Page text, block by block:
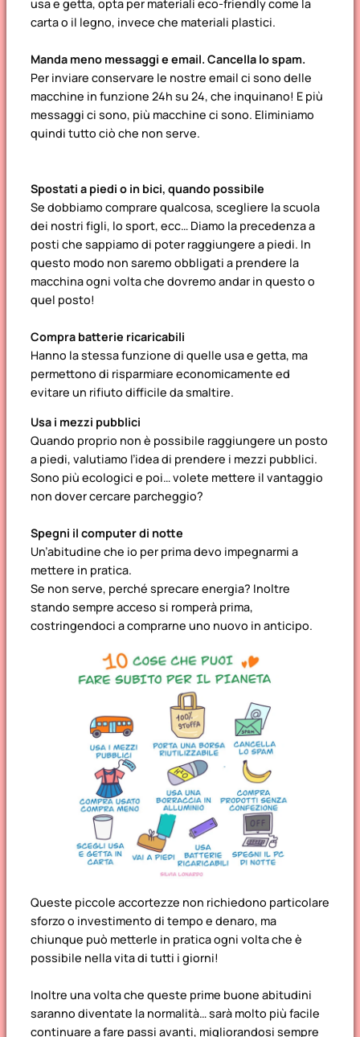
usa e getta, opta per materiali eco-friendly come la
carta o il legno, invece che materiali plastici.
Manda meno messaggi e email. Cancella lo spam.
Per inviare conservare le nostre email ci sono delle
macchine in funzione 24h su 24, che inquinano! E più
messaggi ci sono, più macchine ci sono. Eliminiamo
quindi tutto ciò che non serve.
Spostati a piedi o in bici, quando possibile
Se dobbiamo comprare qualcosa, scegliere la scuola
dei nostri figli, lo sport, ecc… Diamo la precedenza a
posti che sappiamo di poter raggiungere a piedi. In
questo modo non saremo obbligati a prendere la
macchina ogni volta che dovremo andar in questo o
quel posto!
Compra batterie ricaricabili
Hanno la stessa funzione di quelle usa e getta, ma
permettono di risparmiare economicamente ed
evitare un rifiuto difficile da smaltire.
Usa i mezzi pubblici
Quando proprio non è possibile raggiungere un posto
a piedi, valutiamo l’idea di prendere i mezzi pubblici.
Sono più ecologici e poi… volete mettere il vantaggio
non dover cercare parcheggio?
Spegni il computer di notte
Un’abitudine che io per prima devo impegnarmi a
mettere in pratica.
Se non serve, perché sprecare energia? Inoltre
stando sempre acceso si romperà prima,
costringendoci a comprarne uno nuovo in anticipo.
Queste piccole accortezze non richiedono particolare
sforzo o investimento di tempo e denaro, ma
chiunque può metterle in pratica ogni volta che è
possibile nella vita di tutti i giorni!
Inoltre una volta che queste prime buone abitudini
saranno diventate la normalità… sarà molto più facile
continuare a fare passi avanti, migliorandosi sempre